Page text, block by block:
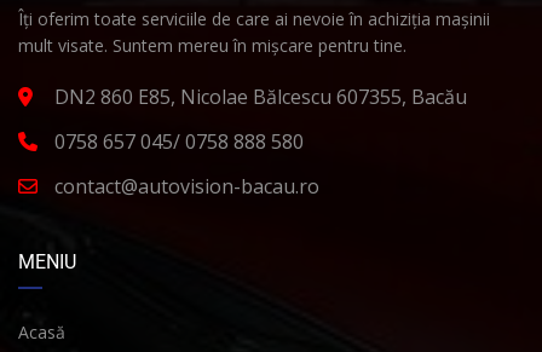
Îți oferim toate serviciile de care ai nevoie în achiziția mașinii
mult visate. Suntem mereu în mișcare pentru tine.
DN2 860 E85, Nicolae Bălcescu 607355, Bacău
0758 657 045/ 0758 888 580
contact@autovision-bacau.ro
MENIU
Acasă